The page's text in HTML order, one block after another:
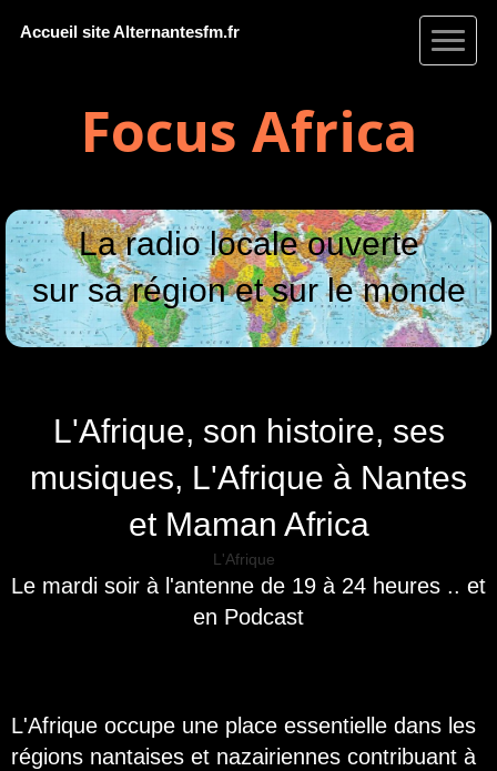
Accueil site Alternantesfm.fr
Focus Africa
La radio locale ouverte
sur sa région et sur le monde
L'Afrique, son histoire, ses
musiques, L'Afrique à Nantes
et Maman Africa
L'Afrique
Le mardi soir à l'antenne de 19 à 24 heures .. et
en Podcast
L'Afrique occupe une place essentielle dans les
régions nantaises et nazairiennes contribuant à